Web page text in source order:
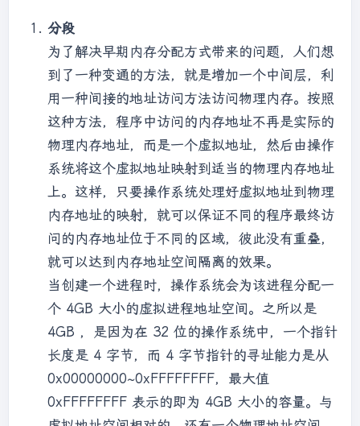
分段
为了解决早期内存分配方式带来的问题，人们想
到了一种变通的方法，就是增加一个中间层，利
用一种间接的地址访问方法访问物理内存。按照
这种方法，程序中访问的内存地址不再是实际的
物理内存地址，而是一个虚拟地址，然后由操作
系统将这个虚拟地址映射到适当的物理内存地址
上。这样，只要操作系统处理好虚拟地址到物理
内存地址的映射，就可以保证不同的程序最终访
问的内存地址位于不同的区域，彼此没有重叠，
就可以达到内存地址空间隔离的效果。
当创建一个进程时，操作系统会为该进程分配一
个 4GB 大小的虚拟进程地址空间。之所以是
4GB ，是因为在 32 位的操作系统中，一个指针
长度是 4 字节，而 4 字节指针的寻址能力是从
0x00000000~0xFFFFFFFF，最大值
0xFFFFFFFF 表示的即为 4GB 大小的容量。与